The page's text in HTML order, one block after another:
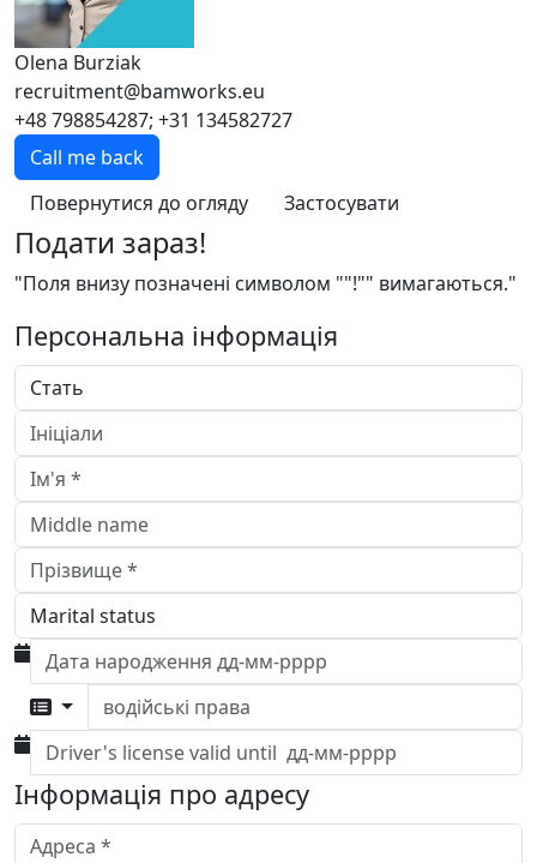
Olena Burziak
recruitment@bamworks.eu
+48 798854287; +31 134582727
Call me back
Повернутися до огляду
Застосувати
Подати зараз!
"Поля внизу позначені символом ""!"" вимагаються."
Персональна інформація
водійські права
Інформація про адресу